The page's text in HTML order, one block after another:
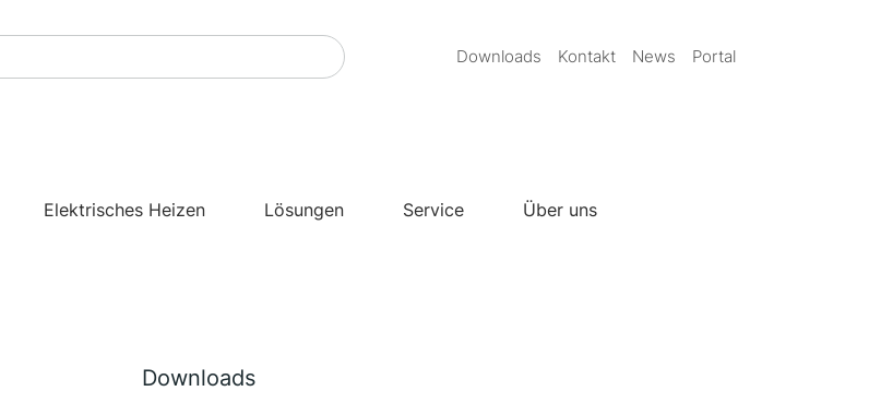
Secondary
Downloads Kontakt News Portal
Elektrisches Heizen Lösungen Service Über uns
Downloads